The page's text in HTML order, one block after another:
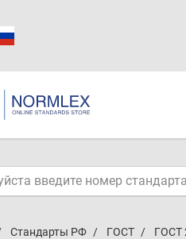
Стандарты РФ ГОСТ ГОСТ